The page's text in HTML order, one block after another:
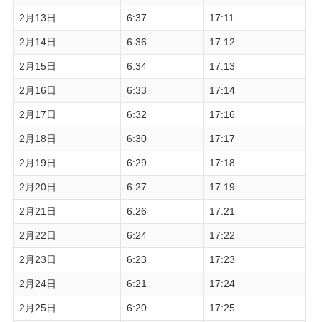
2月13日 6:37 17:11
2月14日 6:36 17:12
2月15日 6:34 17:13
2月16日 6:33 17:14
2月17日 6:32 17:16
2月18日 6:30 17:17
2月19日 6:29 17:18
2月20日 6:27 17:19
2月21日 6:26 17:21
2月22日 6:24 17:22
2月23日 6:23 17:23
2月24日 6:21 17:24
2月25日 6:20 17:25